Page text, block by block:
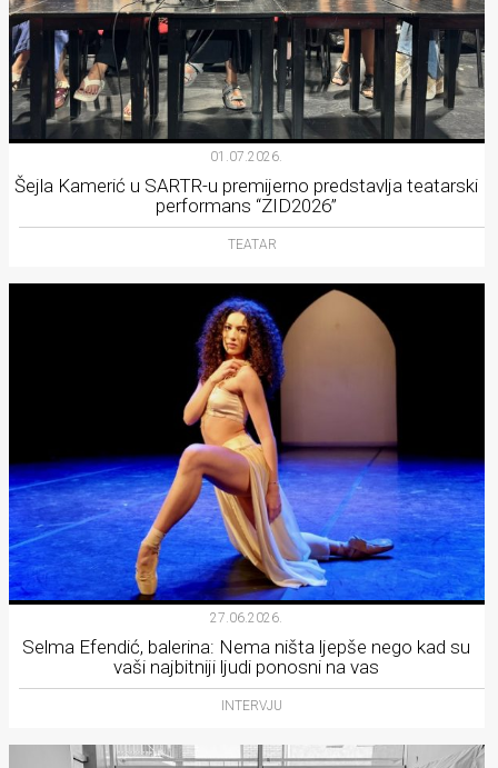
01.07.2026.
Šejla Kamerić u SARTR-u premijerno predstavlja teatarski
performans “ZID2026”
TEATAR
27.06.2026.
Selma Efendić, balerina: Nema ništa ljepše nego kad su
vaši najbitniji ljudi ponosni na vas
INTERVJU